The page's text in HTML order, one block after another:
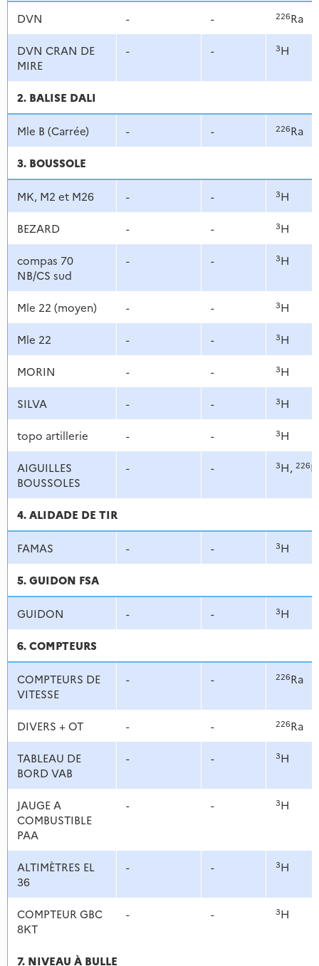
DVN - - 226Ra
DVN CRAN DE
MIRE
- - 3H
2. BALISE DALI
Mle B (Carrée) - - 226Ra
3. BOUSSOLE
MK, M2 et M26 - - 3H
BEZARD - - 3H
compas 70
NB/CS sud
- - 3H
Mle 22 (moyen) - - 3H
Mle 22 - - 3H
MORIN - - 3H
SILVA - - 3H
topo artillerie - - 3H
AIGUILLES
BOUSSOLES
- - 3H, 226
4. ALIDADE DE TIR
FAMAS - - 3H
5. GUIDON FSA
GUIDON - - 3H
6. COMPTEURS
COMPTEURS DE
VITESSE
- - 226Ra
DIVERS + OT - - 226Ra
TABLEAU DE
BORD VAB
- - 3H
JAUGE A
COMBUSTIBLE
PAA
- - 3H
ALTIMÈTRES EL
36
- - 3H
COMPTEUR GBC
8KT
- - 3H
7. NIVEAU À BULLE